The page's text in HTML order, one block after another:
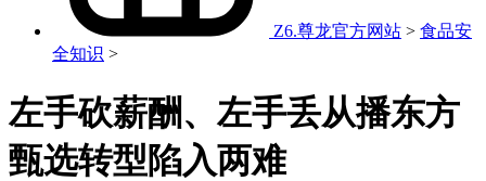
Z6.尊龙官方网站 > 食品安
全知识 >
左手砍薪酬、左手丢从播东方
甄选转型陷入两难